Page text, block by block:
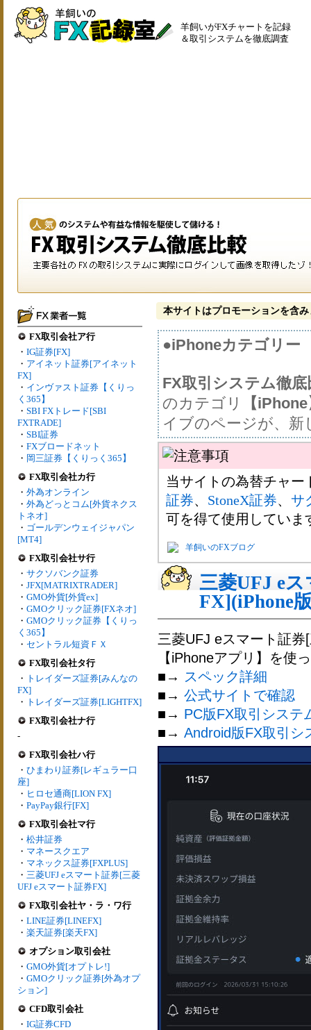
羊飼いがFXチャートを記録
＆取引システムを徹底調査
FX取引会社ア行
・ IG証券[FX]
・ アイネット証券[アイネット
FX]
・ インヴァスト証券【くりっ
く365】
・ SBI FXトレード[SBI
FXTRADE]
・ SBI証券
・ FXブロードネット
・ 岡三証券【くりっく365】
FX取引会社カ行
・ 外為オンライン
・ 外為どっとコム[外貨ネクス
トネオ]
・ ゴールデンウェイジャパン
[MT4]
FX取引会社サ行
・ サクソバンク証券
・ JFX[MATRIXTRADER]
・ GMO外貨[外貨ex]
・ GMOクリック証券[FXネオ]
・ GMOクリック証券【くりっ
く365】
・ セントラル短資ＦＸ
FX取引会社タ行
・ トレイダーズ証券[みんなの
FX]
・ トレイダーズ証券[LIGHTFX]
FX取引会社ナ行
-
FX取引会社ハ行
・ ひまわり証券[レギュラー口
座]
・ ヒロセ通商[LION FX]
・ PayPay銀行[FX]
FX取引会社マ行
・ 松井証券
・ マネースクエア
・ マネックス証券[FXPLUS]
・ 三菱UFJ eスマート証券[三菱
UFJ eスマート証券FX]
FX取引会社ヤ・ラ・ワ行
・ LINE証券[LINEFX]
・ 楽天証券[楽天FX]
オプション取引会社
・ GMO外貨[オプトレ!]
・ GMOクリック証券[外為オプ
ション]
CFD取引会社
・ IG証券CFD
本サイトはプロモーションを含み
●iPhoneカテゴリー
FX取引システム徹
のカテゴリ
【
イブのページが、
当サイトの為替チャー
証券、 StoneX証券、 サ
可を得て使用していま
羊飼いのFXブログ
三菱UFJ e
FX](iPhone
三菱UFJ eスマート証
【iPhoneアプリ】を使
■→ スペック詳細
■→ 公式サイトで確認
■→ PC版FX取引システ
■→ Android版FX取引シ